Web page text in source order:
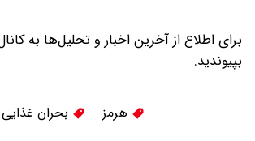
برای اطلاع از آخرین اخبار و تحلیل‌ها به
بپیوندید.
هرمز بحران غذایی